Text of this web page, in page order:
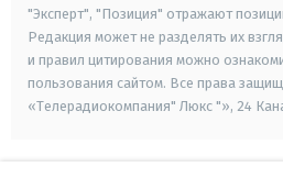
"Эксперт", "Позиция" отражают
Редакция может не разделять их
и правил цитирования можно
пользования сайтом. Все права
«Телерадиокомпания" Люкс "», 24